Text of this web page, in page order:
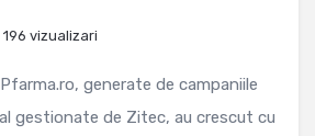
196 vizualizari
generate de campaniile
gestionate de Zitec, au crescut cu